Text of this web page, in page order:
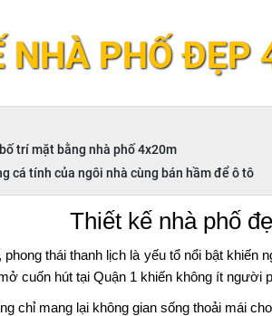
NHÀ PHỐ ĐẸP
trí mặt bằng nhà phố 4x20m
cá tính của ngôi nhà cùng bán hầm để ô tô
Thiết kế nhà phố
thái thanh lịch là yếu tổ nổi bật khiến
cuốn hút tại Quận 1 khiến không ít người
chỉ mang lại không gian sống thoải mái